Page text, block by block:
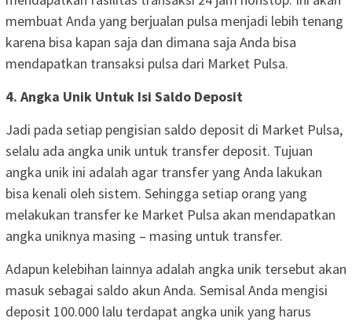
membuat Anda yang berjualan pulsa menjadi lebih tenang
karena bisa kapan saja dan dimana saja Anda bisa
mendapatkan transaksi pulsa dari Market Pulsa.
4. Angka Unik Untuk Isi Saldo Deposit
Jadi pada setiap pengisian saldo deposit di Market Pulsa,
selalu ada angka unik untuk transfer deposit. Tujuan
angka unik ini adalah agar transfer yang Anda lakukan
bisa kenali oleh sistem. Sehingga setiap orang yang
melakukan transfer ke Market Pulsa akan mendapatkan
angka uniknya masing – masing untuk transfer.
Adapun kelebihan lainnya adalah angka unik tersebut akan
masuk sebagai saldo akun Anda. Semisal Anda mengisi
deposit 100.000 lalu terdapat angka unik yang harus